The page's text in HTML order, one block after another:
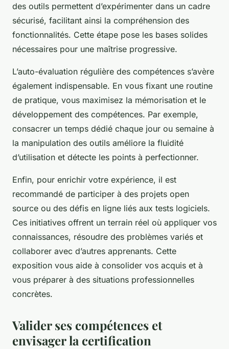
des outils permettent d’expérimenter dans un cadre
sécurisé, facilitant ainsi la compréhension des
fonctionnalités. Cette étape pose les bases solides
nécessaires pour une maîtrise progressive.
L’auto-évaluation régulière des compétences s’avère
également indispensable. En vous fixant une routine
de pratique, vous maximisez la mémorisation et le
développement des compétences. Par exemple,
consacrer un temps dédié chaque jour ou semaine à
la manipulation des outils améliore la fluidité
d’utilisation et détecte les points à perfectionner.
Enfin, pour enrichir votre expérience, il est
recommandé de participer à des projets open
source ou des défis en ligne liés aux tests logiciels.
Ces initiatives offrent un terrain réel où appliquer vos
connaissances, résoudre des problèmes variés et
collaborer avec d’autres apprenants. Cette
exposition vous aide à consolider vos acquis et à
vous préparer à des situations professionnelles
concrètes.
Valider ses compétences et
envisager la certification